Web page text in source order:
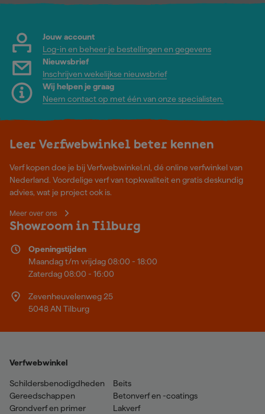
Jouw account
Log-in en beheer je bestellingen en gegevens
Nieuwsbrief
Inschrijven wekelijkse nieuwsbrief
Wij helpen je graag
Neem contact op met één van onze specialisten.
Leer Verfwebwinkel beter kennen
Verf kopen doe je bij Verfwebwinkel.nl, dé online verfwinkel van
Nederland. Voordelige verf van topkwaliteit en gratis deskundig
advies, wat je project ook is.
Meer over ons
Showroom in Tilburg
Openingstijden
Maandag t/m vrijdag 08:00 - 18:00
Zaterdag 08:00 - 16:00
Zevenheuvelenweg 25
5048 AN Tilburg
Verfwebwinkel
Schildersbenodigdheden
Gereedschappen
Grondverf en primer
Beits
Betonverf en -coatings
Lakverf